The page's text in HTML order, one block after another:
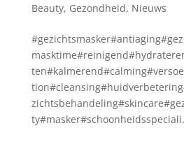
Beauty, Gezondheid, Nieuws